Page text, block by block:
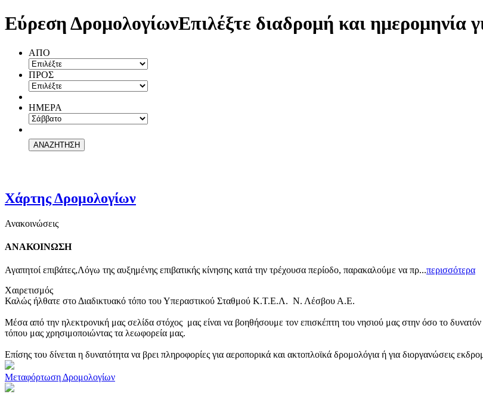
Εύρεση ΔρομολογίωνΕπιλέξτε διαδρομή και ημερομηνία
ΑΠΟ
ΠΡΟΣ
ΗΜΕΡΑ
Χάρτης Δρομολογίων
Ανακοινώσεις
ΑΝΑΚΟΙΝΩΣΗ
Αγαπητοί επιβάτες,Λόγω της αυξημένης επιβατικής κίνησης κατά την τρέχουσα περίοδο, παρακαλούμε να πρ...περισσότερα
Χαιρετισμός
Καλώς ήλθατε στο Διαδικτυακό τόπο του Υπεραστικού Σταθμού Κ.Τ.Ε.Λ. Ν. Λέσβου Α.Ε.
Μέσα από την ηλεκτρονική μας σελίδα στόχος μας είναι να βοηθήσουμε τον επισκέπτη του νησιού μας στην όσο το
τόπου μας χρησιμοποιώντας τα λεωφορεία μας.
Επίσης του δίνεται η δυνατότητα να βρει πληροφορίες για αεροπορικά και ακτοπλοϊκά δρομολόγια ή για διοργανώσεις
Μεταφόρτωση Δρομολογίων